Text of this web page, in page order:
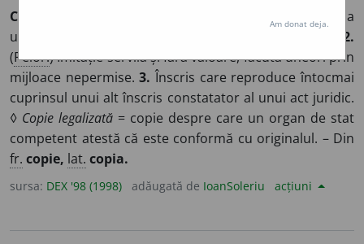
C
Reproducere exactă a unui text, a
unei opere de artă, a unei imagini fotografice etc.
2.
(Peior.) Imitație servilă și fără valoare, făcută uneori prin
mijloace nepermise.3. Înscris care reproduce întocmai
cuprinsul unui alt înscris constatator al unui act juridic.
◊ Copie legalizată = copie despre care un organ de stat
competent atestă că este conformă cu originalul. – Din
fr. copie, lat. copia.
sursa: DEX '98 (1998) adăugată de IoanSoleriu acțiuni
Am donat deja.